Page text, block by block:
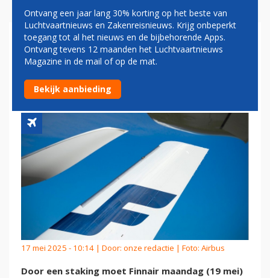
FINNAIR ANNULEERT
MAANDAG 110 VLUCHTEN
DOOR STAKING
17 mei 2025 - 10:14 | Door: onze redactie | Foto: Airbus
Door een staking moet Finnair maandag (19 mei)
Ontvang een jaar lang 30% korting op het beste van
Luchtvaartnieuws en Zakenreisnieuws. Krijg onbeperkt
toegang tot al het nieuws en de bijbehorende Apps.
Ontvang tevens 12 maanden het Luchtvaartnieuws
Magazine in de mail of op de mat.
Bekijk aanbieding